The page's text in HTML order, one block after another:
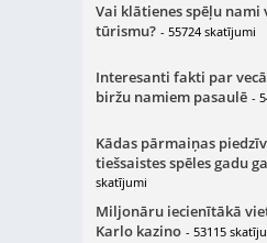
Vai klātienes spēļu nami
tūrismu? - 55724 skatījumi
Interesanti fakti par
biržu namiem pasaulē -
Kādas pārmaiņas
tiešsaistes spēles gadu
skatījumi
Miljonāru iecienītākā
Karlo kazino - 53115